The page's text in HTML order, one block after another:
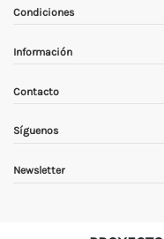
Condiciones
Información
Contacto
Síguenos
Newsletter